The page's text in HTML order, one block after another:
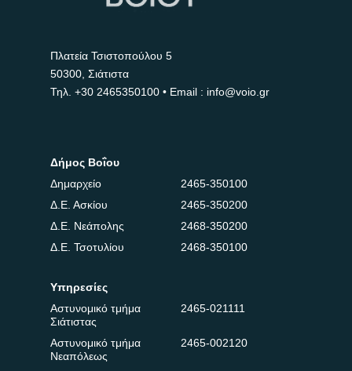
Πλατεία Τσιστοπούλου 5
50300, Σιάτιστα
Τηλ. +30 2465350100 • Email : info@voio.gr
Δήμος Βοΐου
Δημαρχείο
2465-350100
Δ.Ε. Ασκίου
2465-350200
Δ.Ε. Νεάπολης
2468-350200
Δ.Ε. Τσοτυλίου
2468-350100
Υπηρεσίες
Αστυνομικό τμήμα
Σιάτιστας
2465-021111
Αστυνομικό τμήμα
Νεαπόλεως
2465-002120